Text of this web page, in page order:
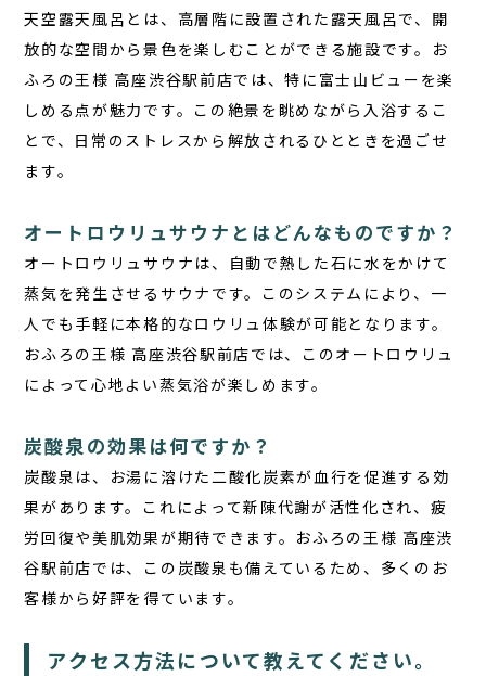
天空露天風呂とは、高層階に設置された露天風呂で、開
放的な空間から景色を楽しむことができる施設です。お
ふろの王様 高座渋谷駅前店では、特に富士山ビューを楽
しめる点が魅力です。この絶景を眺めながら入浴するこ
とで、日常のストレスから解放されるひとときを過ごせ
ます。
オートロウリュサウナとはどんなものですか？
オートロウリュサウナは、自動で熱した石に水をかけて
蒸気を発生させるサウナです。このシステムにより、一
人でも手軽に本格的なロウリュ体験が可能となります。
おふろの王様 高座渋谷駅前店では、このオートロウリュ
によって心地よい蒸気浴が楽しめます。
炭酸泉の効果は何ですか？
炭酸泉は、お湯に溶けた二酸化炭素が血行を促進する効
果があります。これによって新陳代謝が活性化され、疲
労回復や美肌効果が期待できます。おふろの王様 高座渋
谷駅前店では、この炭酸泉も備えているため、多くのお
客様から好評を得ています。
アクセス方法について教えてください。